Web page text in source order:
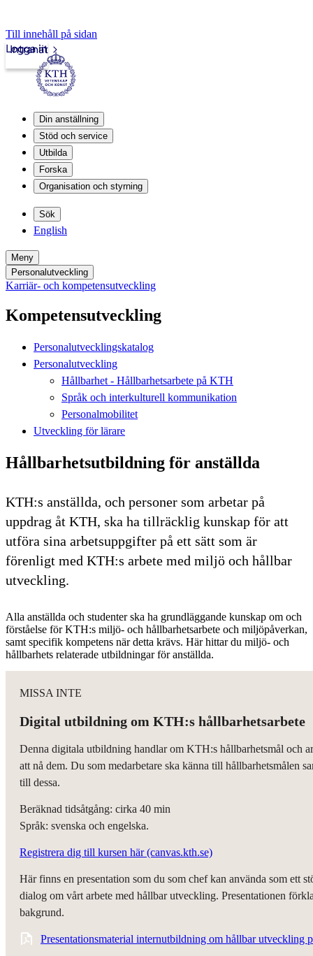
Till innehåll på sidan
Intranät
Logga in
Din anställning
Stöd och service
Utbilda
Forska
Organisation och styrning
Sök
English
Meny
Personalutveckling
Karriär- och kompetensutveckling
Kompetensutveckling
Personalutvecklingskatalog
Personalutveckling
Hållbarhet - Hållbarhetsarbete på KTH
Språk och interkulturell kommunikation
Personalmobilitet
Utveckling för lärare
Hållbarhetsutbildning för anställda
KTH:s anställda, och personer som arbetar på
uppdrag åt KTH, ska ha tillräcklig kunskap för att
utföra sina arbetsuppgifter på ett sätt som är
förenligt med KTH:s arbete med miljö och hållbar
utveckling.
Alla anställda och studenter ska ha grundläggande kunskap om och
förståelse för KTH:s miljö- och hållbarhetsarbete och miljöpåverkan,
samt specifik kompetens när detta krävs. Här hittar du miljö- och
hållbarhets relaterade utbildningar för anställda.
MISSA INTE
Digital utbildning om KTH:s hållbarhetsarbete
Denna digitala utbildning handlar om KTH:s hållbarhetsmål och
att nå dem. Du som medarbetare ska känna till hållbarhetsmålen
till dessa.
Beräknad tidsåtgång: cirka 40 min
Språk: svenska och engelska.
Registrera dig till kursen här (canvas.kth.se)
Här finns en presentation som du som chef kan använda som ett
dialog om vårt arbete med hållbar utveckling. Presentationen
bakgrund.
Presentationsmaterial internutbildning om hållbar